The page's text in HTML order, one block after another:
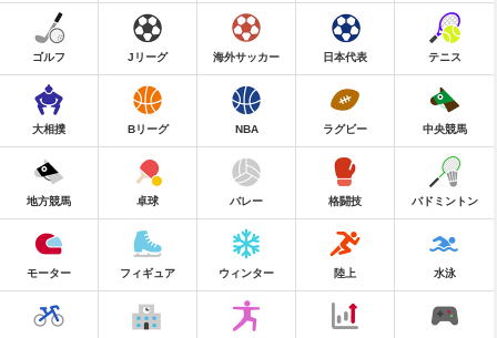
ゴルフ Jリーグ 海外サッカー 日本代表 テニス
大相撲 Bリーグ NBA ラグビー 中央競馬
地方競馬 卓球 バレー 格闘技 バドミントン
モーター フィギュア ウィンター 陸上 水泳